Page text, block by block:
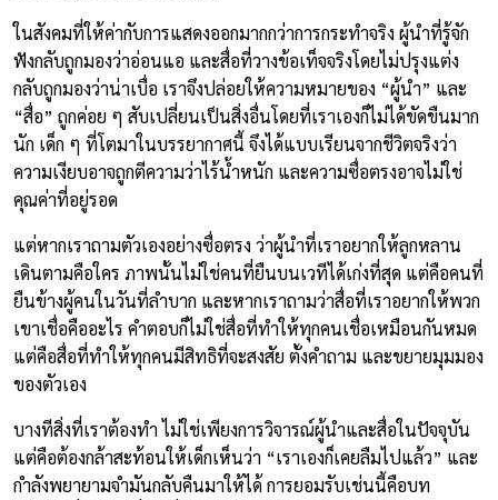
ในสังคมที่ให้ค่ากับการแสดงออกมากกว่าการกระทำจริง ผู้นำที่รู้จัก
ฟังกลับถูกมองว่าอ่อนแอ และสื่อที่วางข้อเท็จจริงโดยไม่ปรุงแต่ง
กลับถูกมองว่าน่าเบื่อ เราจึงปล่อยให้ความหมายของ “ผู้นำ” และ
“สื่อ” ถูกค่อย ๆ สับเปลี่ยนเป็นสิ่งอื่นโดยที่เราเองก็ไม่ได้ขัดขืนมาก
นัก เด็ก ๆ ที่โตมาในบรรยากาศนี้ จึงได้แบบเรียนจากชีวิตจริงว่า
ความเงียบอาจถูกตีความว่าไร้น้ำหนัก และความซื่อตรงอาจไม่ใช่
คุณค่าที่อยู่รอด
แต่หากเราถามตัวเองอย่างซื่อตรง ว่าผู้นำที่เราอยากให้ลูกหลาน
เดินตามคือใคร ภาพนั้นไม่ใช่คนที่ยืนบนเวทีได้เก่งที่สุด แต่คือคนที่
ยืนข้างผู้คนในวันที่ลำบาก และหากเราถามว่าสื่อที่เราอยากให้พวก
เขาเชื่อคืออะไร คำตอบก็ไม่ใช่สื่อที่ทำให้ทุกคนเชื่อเหมือนกันหมด
แต่คือสื่อที่ทำให้ทุกคนมีสิทธิที่จะสงสัย ตั้งคำถาม และขยายมุมมอง
ของตัวเอง
บางทีสิ่งที่เราต้องทำ ไม่ใช่เพียงการวิจารณ์ผู้นำและสื่อในปัจจุบัน
แต่คือต้องกล้าสะท้อนให้เด็กเห็นว่า “เราเองก็เคยลืมไปแล้ว” และ
กำลังพยายามจำมันกลับคืนมาให้ได้ การยอมรับเช่นนี้คือบท